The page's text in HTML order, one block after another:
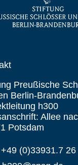
Preußische
Berlin-
h300
Allee
Potsdam
(0)33931.7 26